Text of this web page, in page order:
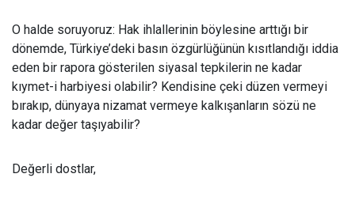
O halde soruyoruz: Hak ihlallerinin böylesine arttığı bir
dönemde, Türkiye’deki basın özgürlüğünün kısıtlandığı iddia
eden bir rapora gösterilen siyasal tepkilerin ne kadar
kıymet-i harbiyesi olabilir? Kendisine çeki düzen vermeyi
bırakıp, dünyaya nizamat vermeye kalkışanların sözü ne
kadar değer taşıyabilir?
Değerli dostlar,